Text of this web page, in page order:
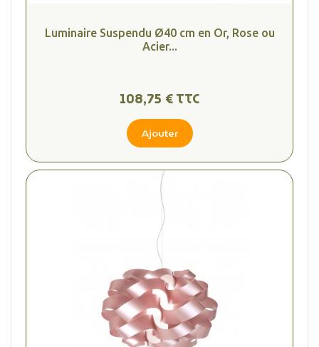
Luminaire Suspendu Ø40 cm en Or, Rose ou
Acier...
108,75 € TTC
Ajouter